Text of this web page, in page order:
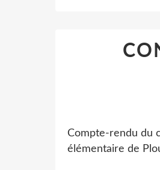
Compte-rendu du
élémentaire de